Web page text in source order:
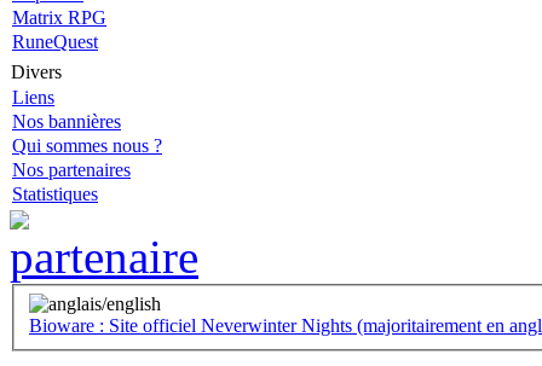
Matrix RPG
RuneQuest
Divers
Liens
Nos bannières
Qui sommes nous ?
Nos partenaires
Statistiques
Bioware : Site officiel Neverwinter Nights (majoritairement en